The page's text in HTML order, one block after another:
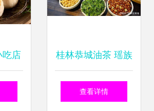
吃店
？
桂林恭城油茶 瑶族
传承与地理标志的
查看详情